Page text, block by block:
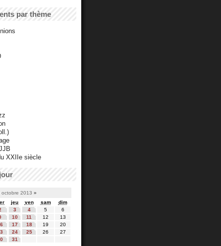
par thème
XXIIe siècle
octobre 2013 »
jeu ven sam
dim
3 4 5
6
10 11 12
13
17 18 19
20
24 25 26
27
31